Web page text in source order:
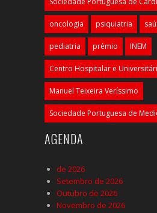
oncologia psiquiatria
pediatria prémio INEM
Centro Hospitalar e
Manuel Teixeira Veríssimo
Sociedade Portuguesa de
AGENDA
de 2026
Setembro de 2026
Outubro de 2026
Novembro de 2026